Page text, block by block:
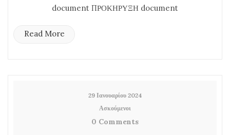
document ΠΡΟΚΗΡΥΞΗ document
Read More
29 Ιανουαρίου 2024
Ασκούμενοι
0 Comments